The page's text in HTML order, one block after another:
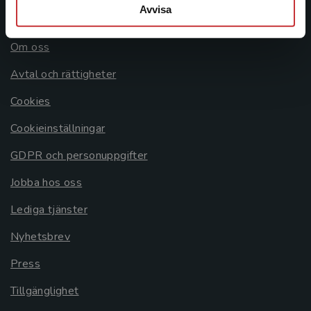
Avvisa
Om oss
Avtal och rättigheter
Cookies
Cookieinställningar
GDPR och personuppgifter
Jobba hos oss
Lediga tjänster
Nyhetsbrev
Press
Tillgänglighet